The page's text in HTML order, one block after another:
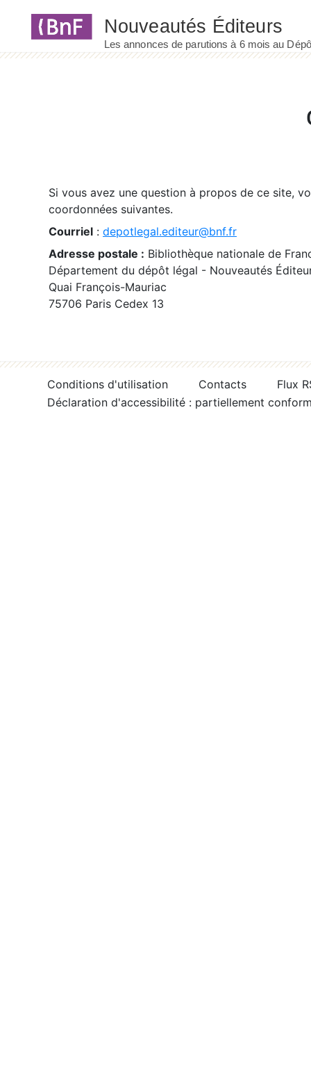
Si vous avez une question à propos de ce site,
coordonnées suivantes.
Courriel : depotlegal.editeur@bnf.fr
Adresse postale : Bibliothèque nationale de
Département du dépôt légal - Nouveautés
Quai François-Mauriac
75706 Paris Cedex 13
Conditions d'utilisation Contacts
Flux
Déclaration d'accessibilité : partiellement